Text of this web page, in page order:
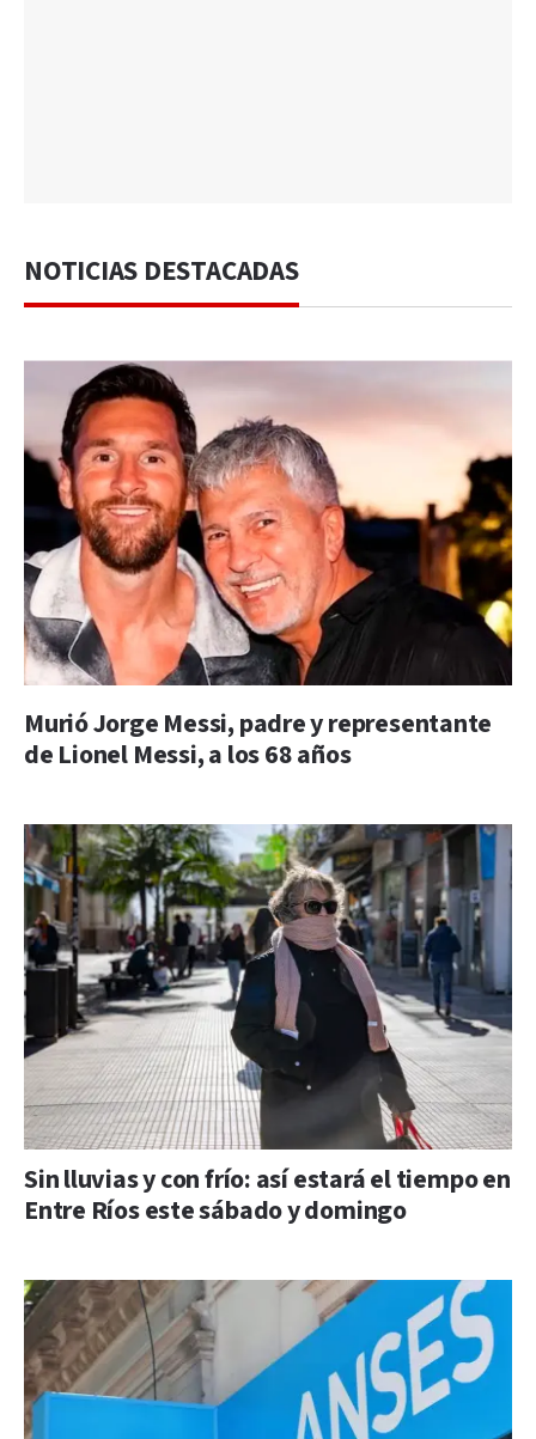
NOTICIAS DESTACADAS
Murió Jorge Messi, padre y representante
de Lionel Messi, a los 68 años
Sin lluvias y con frío: así estará el tiempo en
Entre Ríos este sábado y domingo